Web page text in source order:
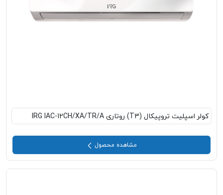
کولر اسپلیت تروپیکال (T3) روتاری IRG IAC-12CH/XA/TR/A
مشاهده محصول